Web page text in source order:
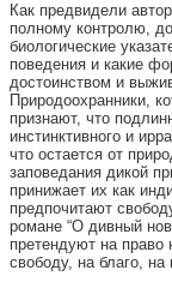
Как предвидели
полному контролю,
биологические
поведения и какие
достоинством и
Природоохранники,
признают, что
инстинктивного и
что остается от
заповедания дикой
принижает их как
предпочитают
романе “О дивный
претендуют на
свободу, на благо, на